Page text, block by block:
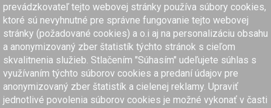
prevádzkovateľ tejto webovej stránky používa súbory cookies,
ktoré sú nevyhnutné pre správne fungovanie tejto webovej
stránky (požadované cookies) a o.i aj na personalizáciu obsahu
a anonymizovaný zber štatistík týchto stránok s cieľom
skvalitnenia služieb. Stlačením "Súhasím" udeľujete súhlas s
využívaním týchto súborov cookies a predaní údajov pre
anonymizovaný zber štatistík a cielenej reklamy. Upraviť
jednotlivé povolenia súborov cookies je možné vykonať v časti
www.dcholding.sk